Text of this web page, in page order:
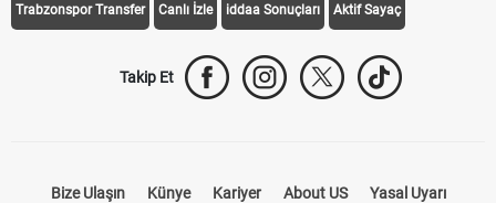
Trabzonspor Transfer Canlı İzle iddaa Sonuçları Aktif Sayaç
Takip Et
Bize Ulaşın Künye Kariyer About US Yasal Uyarı